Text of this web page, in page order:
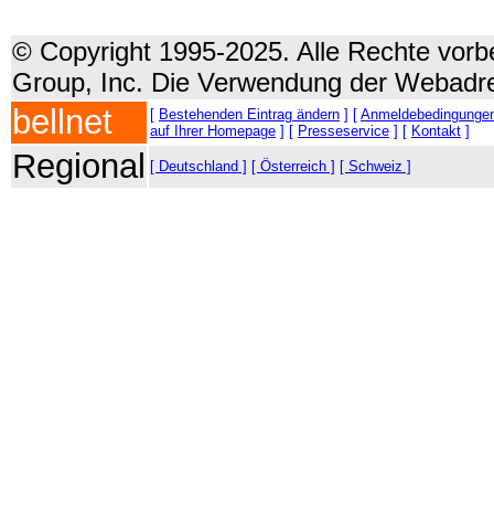
© Copyright 1995-2025. Alle Rechte
Group, Inc. Die Verwendung der
bellnet [ Bestehenden Eintrag ändern ] [
auf Ihrer Homepage ] [ Presseservice ] [ Kontakt ]
Regional [ Deutschland ] [ Österreich ] [ Schweiz ]